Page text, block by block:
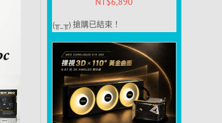
(╥_╥) 搶購已結束！